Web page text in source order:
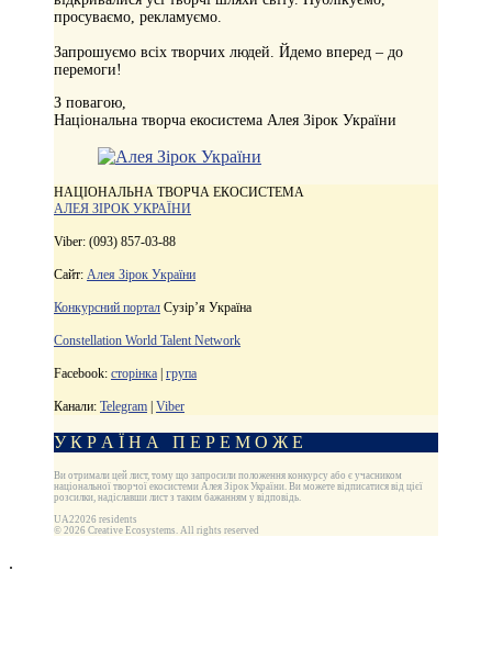
просуваємо, рекламуємо.
Запрошуємо всіх творчих людей. Йдемо вперед – до
перемоги!
З повагою,
Національна творча екосистема Алея Зірок України
НАЦІОНАЛЬНА ТВОРЧА ЕКОСИСТЕМА
АЛЕЯ ЗІРОК УКРАЇНИ
Viber: (093) 857-03-88
Сайт: Алея Зірок України
Конкурсний портал Сузір’я Україна
Constellation World Talent Network
Facebook: сторінка | група
Канали: Telegram | Viber
У К Р А Ї Н А П Е Р Е М О Ж Е
Ви отримали цей лист, тому що запросили положення конкурсу або є учасником
національної творчої екосистеми Алея Зірок України. Ви можете відписатися від цієї
розсилки, надіславши лист з таким бажанням у відповідь.
UA22026 residents
© 2026 Creative Ecosystems. All rights reserved
.